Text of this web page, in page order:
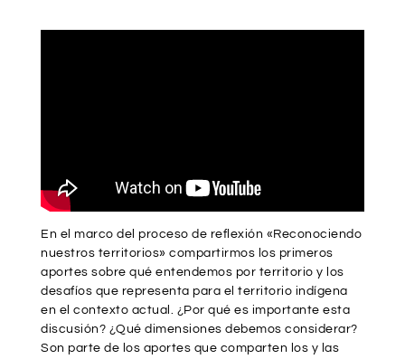
En el marco del proceso de reflexión «Reconociendo
nuestros territorios» compartirmos los primeros
aportes sobre qué entendemos por territorio y los
desafíos que representa para el territorio indígena
en el contexto actual. ¿Por qué es importante esta
discusión? ¿Qué dimensiones debemos considerar?
Son parte de los aportes que comparten los y las